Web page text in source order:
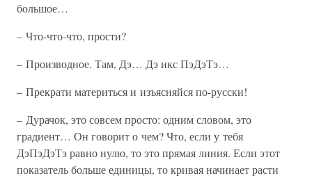
большое…
– Что-что-что, прости?
– Производное. Там, Дэ… Дэ икс ПэДэТэ…
– Прекрати материться и изъясняйся по-русски!
– Дурачок, это совсем просто: одним словом, это
градиент… Он говорит о чем? Что, если у тебя
ДэПэДэТэ равно нулю, то это прямая линия. Если этот
показатель больше единицы, то кривая начинает расти